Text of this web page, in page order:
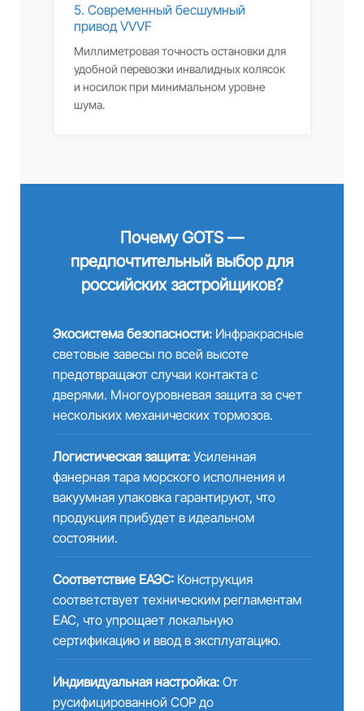
5. Современный бесшумный
привод VVVF
Миллиметровая точность остановки для
удобной перевозки инвалидных колясок
и носилок при минимальном уровне
шума.
Почему GOTS —
предпочтительный выбор для
российских застройщиков?
Экосистема безопасности:Инфракрасные
световые завесы по всей высоте
предотвращают случаи контакта с
дверями. Многоуровневая защита за счет
нескольких механических тормозов.
Логистическая защита:Усиленная
фанерная тара морского исполнения и
вакуумная упаковка гарантируют, что
продукция прибудет в идеальном
состоянии.
Соответствие ЕАЭС:Конструкция
соответствует техническим регламентам
EAC, что упрощает локальную
сертификацию и ввод в эксплуатацию.
Индивидуальная настройка:От
русифицированной COP до